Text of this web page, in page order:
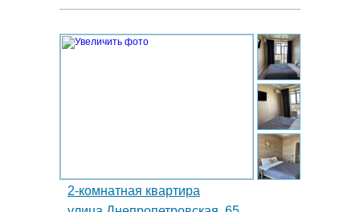
2-комнатная квартира